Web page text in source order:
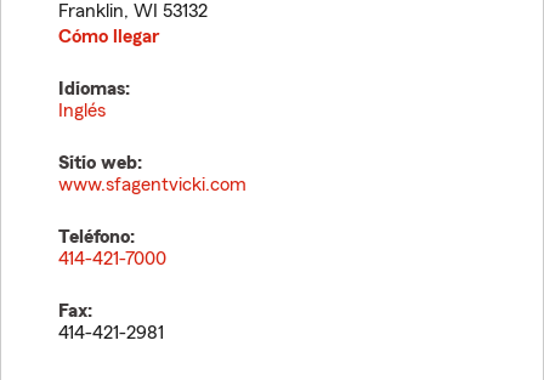
Franklin, WI 53132
Cómo llegar
Idiomas:
Inglés
Sitio web:
www.sfagentvicki.com
Teléfono:
414-421-7000
Fax:
414-421-2981